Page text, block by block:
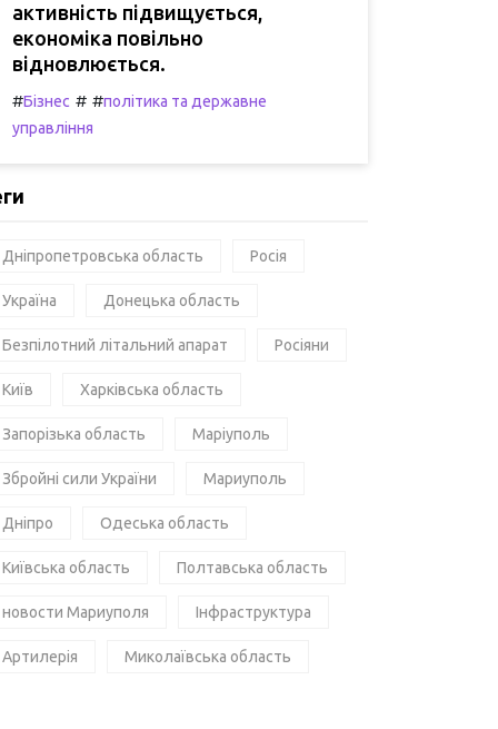
активність підвищується,
економіка повільно
відновлюється.
#Бізнес # #політика та державне
управління
Дніпропетровська область Росія
Україна Донецька область
Безпілотний літальний апарат Росіяни
Київ Харківська область
Запорізька область Маріуполь
Збройні сили України Мариуполь
Дніпро Одеська область
Київська область Полтавська область
новости Мариуполя Інфраструктура
Артилерія Миколаївська область